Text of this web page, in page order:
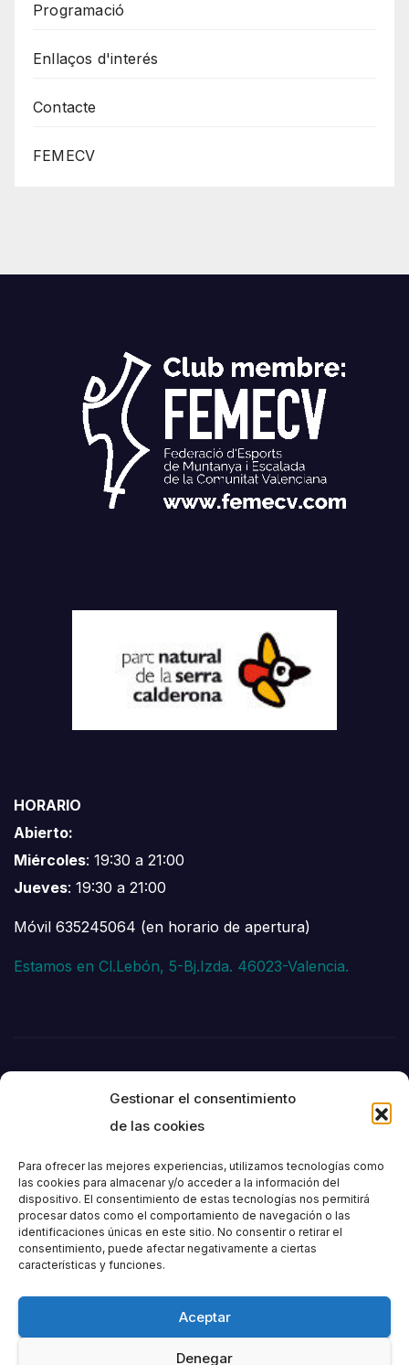
Gestionar el consentimiento
de las cookies
Para ofrecer las mejores experiencias, utilizamos tecnologías como
las cookies para almacenar y/o acceder a la información del
dispositivo. El consentimiento de estas tecnologías nos permitirá
procesar datos como el comportamiento de navegación o las
identificaciones únicas en este sitio. No consentir o retirar el
consentimiento, puede afectar negativamente a ciertas
características y funciones.
Aceptar
Denegar
Programació
Enllaços d'interés
Contacte
FEMECV
HORARIO
Abierto:
Miércoles: 19:30 a 21:00
Jueves: 19:30 a 21:00
Móvil 635245064 (en horario de apertura)
Estamos en Cl.Lebón, 5-Bj.Izda. 46023-Valencia.
Societat
Excursionista de
València